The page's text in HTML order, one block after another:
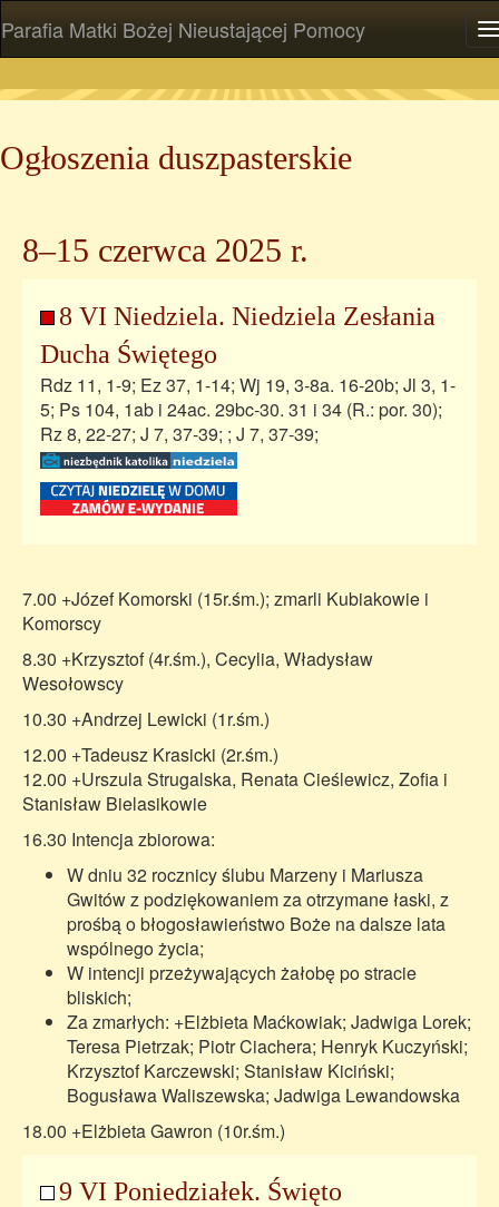
Parafia Matki Bożej Nieustającej Pomocy
Ogłoszenia duszpasterskie
8–15 czerwca 2025 r.
8 VI Niedziela. Niedziela Zesłania
Ducha Świętego
Rdz 11, 1-9; Ez 37, 1-14; Wj 19, 3-8a. 16-20b; Jl 3, 1-
5; Ps 104, 1ab i 24ac. 29bc-30. 31 i 34 (R.: por. 30);
Rz 8, 22-27; J 7, 37-39; ; J 7, 37-39;
7.00 +Józef Komorski (15r.śm.); zmarli Kubiakowie i
Komorscy
8.30 +Krzysztof (4r.śm.), Cecylia, Władysław
Wesołowscy
10.30 +Andrzej Lewicki (1r.śm.)
12.00 +Tadeusz Krasicki (2r.śm.)
12.00 +Urszula Strugalska, Renata Cieślewicz, Zofia i
Stanisław Bielasikowie
16.30 Intencja zbiorowa:
W dniu 32 rocznicy ślubu Marzeny i Mariusza
Gwitów z podziękowaniem za otrzymane łaski, z
prośbą o błogosławieństwo Boże na dalsze lata
wspólnego życia;
W intencji przeżywających żałobę po stracie
bliskich;
Za zmarłych: +Elżbieta Maćkowiak; Jadwiga Lorek;
Teresa Pietrzak; Piotr Ciachera; Henryk Kuczyński;
Krzysztof Karczewski; Stanisław Kiciński;
Bogusława Waliszewska; Jadwiga Lewandowska
18.00 +Elżbieta Gawron (10r.śm.)
9 VI Poniedziałek. Święto